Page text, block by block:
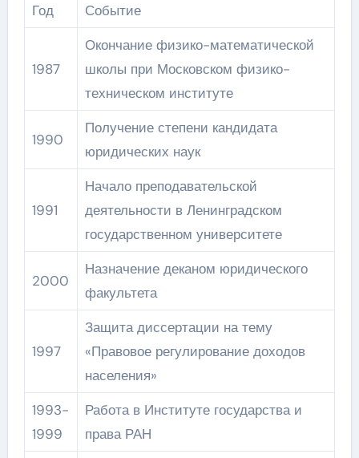
Год Событие
1987
Окончание физико-математической
школы при Московском физико-
техническом институте
1990
Получение степени кандидата
юридических наук
1991
Начало преподавательской
деятельности в Ленинградском
государственном университете
2000
Назначение деканом юридического
факультета
1997
Защита диссертации на тему
«Правовое регулирование доходов
населения»
1993-
1999
Работа в Институте государства и
права РАН